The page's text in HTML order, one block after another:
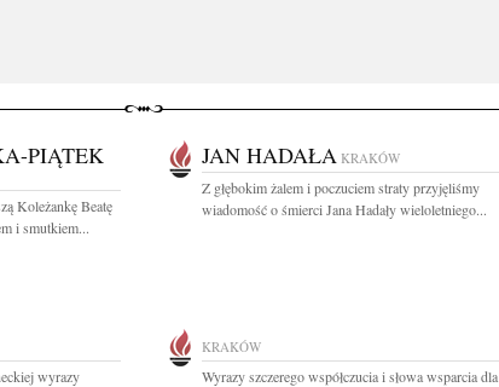
PIĄTEK
Koleżankę Beatę
i smutkiem...
JAN HADAŁA KRAKÓW
Z głębokim żalem i poczuciem straty przyjęliśmy
wiadomość o śmierci Jana Hadały wieloletniego...
wyrazy
KRAKÓW
Wyrazy szczerego współczucia i słowa wsparcia dla